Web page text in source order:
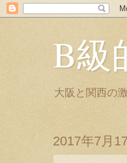
B級
大阪と関西の
2017年7月